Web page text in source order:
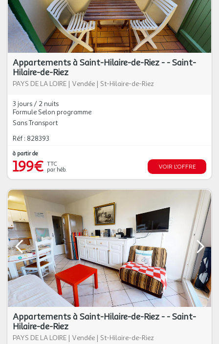
Appartements à Saint-Hilaire-de-Riez - - Saint-
Hilaire-de-Riez
PAYS DE LA LOIRE | Vendée | St-Hilaire-de-Riez
3 jours / 2 nuits
Formule Selon programme
Sans Transport
Réf : 828393
à partir de
199€ TTC
par héb.
VOIR L'OFFRE
Appartements à Saint-Hilaire-de-Riez - - Saint-
Hilaire-de-Riez
PAYS DE LA LOIRE | Vendée | St-Hilaire-de-Riez